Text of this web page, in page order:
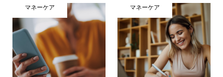
マネーケア マネーケア